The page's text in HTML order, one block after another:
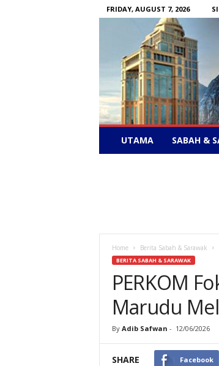
FRIDAY, AUGUST 7, 2026
–
UTAMA SABAH &
Home Berita Sabah & Sarawak
BERITA SABAH & SARAWAK
PERKOM
Marudu
By Adib Safwan - 12/06/2026
SHARE Facebook